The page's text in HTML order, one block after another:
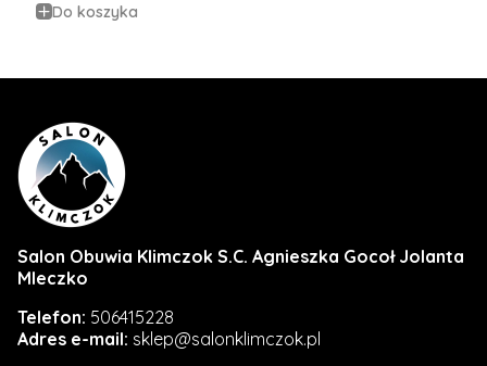
Do koszyka
Salon Obuwia Klimczok S.C. Agnieszka Gocoł Jolanta
Mleczko
Telefon: 506415228
Adres e-mail: sklep@salonklimczok.pl